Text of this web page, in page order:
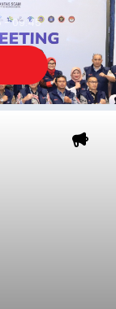
- 09:45